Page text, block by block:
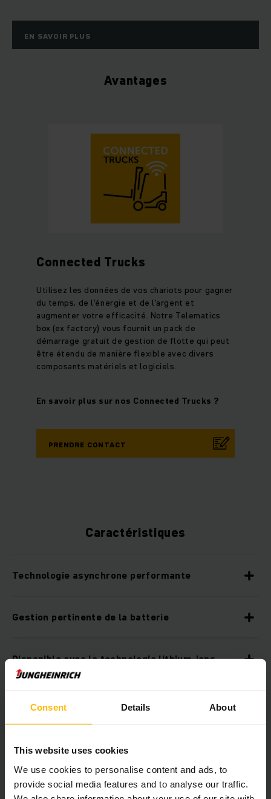
Consent Details About
This website uses cookies
We use cookies to personalise content and ads, to
provide social media features and to analyse our traffic.
EN SAVOIR PLUS
Avantages
Connected Trucks
Utilisez les données de vos chariots pour gagner
du temps, de l'énergie et de l'argent et
augmenter votre efficacité. Notre Telematics
box (ex factory) vous fournit un pack de
démarrage gratuit de gestion de flotte qui peut
être étendu de manière flexible avec divers
composants matériels et logiciels.
En savoir plus sur nos Connected Trucks ?
PRENDRE CONTACT
Caractéristiques
Technologie asynchrone performante
Gestion pertinente de la batterie
Disponible avec la technologie lithium-ions
plus exigeantes
Excellente stabilité en courbe
Réduction des coûts de maintenance